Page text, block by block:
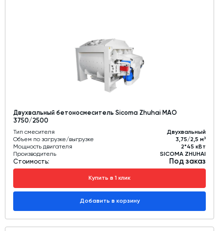
Двухвальный бетоносмеситель Sicoma Zhuhai MAO
3750/2500
Тип смесителя
Двухвальный
Объем по загрузке/выгрузке
3,75/2,5 м³
Мощность двигателя
2*45 кВт
Производитель
SICOMA ZHUHAI
Стоимость: Под заказ
Купить в 1 клик
Добавить в корзину